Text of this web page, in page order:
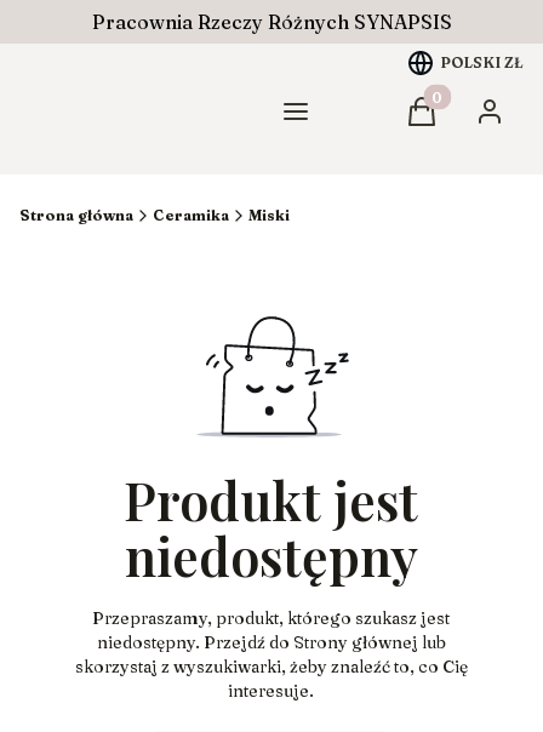
Pracownia Rzeczy Różnych SYNAPSIS
POLSKI ZŁ
Menu Produkty w
Koszyk
Strona główna Ceramika Miski
Produkt jest
niedostępny
Przepraszamy, produkt, którego szukasz jest
niedostępny. Przejdź do Strony głównej lub
skorzystaj z wyszukiwarki, żeby znaleźć to, co Cię
interesuje.